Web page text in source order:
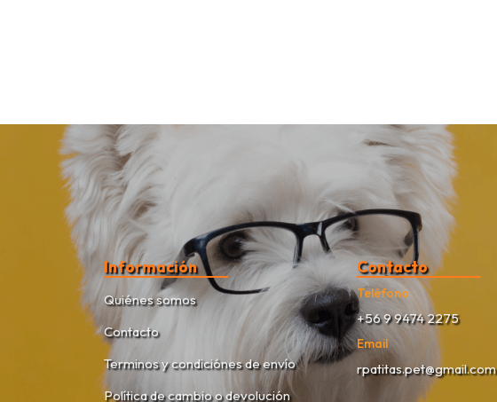
Información
Quiénes somos
Contacto
Terminos y condiciónes de envío
Política de cambio o devolución
Contacto
Teléfono
+56 9 9474 2275
Email
rpatitas.pet@gmail.com